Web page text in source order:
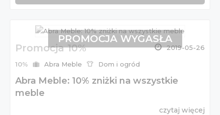
Promocja 10% 2019-05-26
10% Abra Meble Dom i ogród
Abra Meble: 10% zniżki na wszystkie
meble
czytaj więcej
PROMOCJA WYGASŁA